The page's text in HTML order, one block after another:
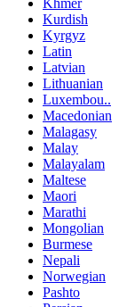
Kurdish
Kyrgyz
Latin
Latvian
Lithuanian
Luxembou..
Macedonian
Malagasy
Malay
Malayalam
Maltese
Maori
Marathi
Mongolian
Burmese
Nepali
Norwegian
Pashto